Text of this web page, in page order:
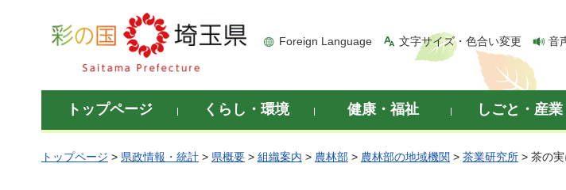
彩の国 埼玉県
Foreign Language 文字サイズ・色合い変更 音
トップページ くらし・環境 健康・福祉 しごと・産業
トップページ > 県政情報・統計 > 県概要 > 組織案内 > 農林部 > 農林部の地域機関 > 茶業研究所 > 茶の